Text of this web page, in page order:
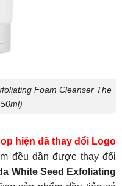
Foam Cleanser The
hiện đã thay đổi Logo
đều dần được thay đổi
White Seed Exfoliating